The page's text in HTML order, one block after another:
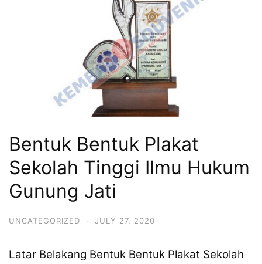
Bentuk Bentuk Plakat
Sekolah Tinggi Ilmu Hukum
Gunung Jati
UNCATEGORIZED · JULY 27, 2020
Latar Belakang Bentuk Bentuk Plakat Sekolah